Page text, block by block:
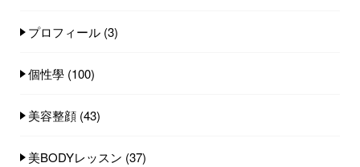
プロフィール (3)
個性學 (100)
美容整顔 (43)
美BODYレッスン (37)